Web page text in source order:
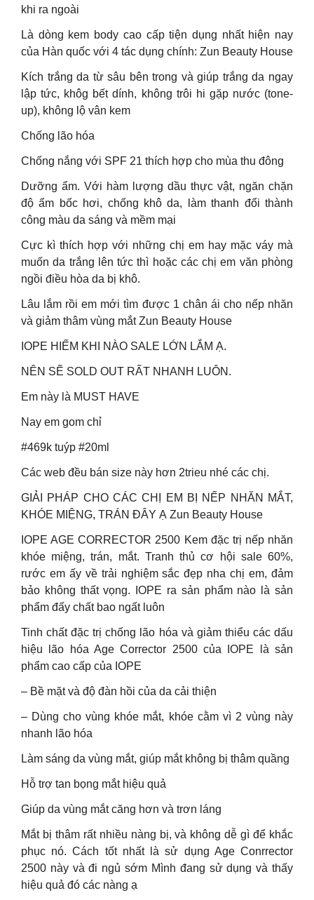
khi ra ngoài
Là dòng kem body cao cấp tiện dụng nhất hiện nay
của Hàn quốc với 4 tác dụng chính: Zun Beauty House
Kích trắng da từ sâu bên trong và giúp trắng da ngay
lập tức, khôg bết dính, không trôi hi gặp nước (tone-
up), không lộ vân kem
Chống lão hóa
Chống nắng với SPF 21 thích hợp cho mùa thu đông
Dưỡng ẩm. Với hàm lượng dầu thực vật, ngăn chặn
độ ẩm bốc hơi, chống khô da, làm thanh đổi thành
công màu da sáng và mềm mại
Cực kì thích hợp với những chị em hay mặc váy mà
muốn da trắng lên tức thì hoặc các chị em văn phòng
ngồi điều hòa da bị khô.
Lâu lắm rồi em mới tìm được 1 chân ái cho nếp nhăn
và giảm thâm vùng mắt Zun Beauty House
IOPE HIẾM KHI NÀO SALE LỚN LẮM Ạ.
NÊN SẼ SOLD OUT RẤT NHANH LUÔN.
Em này là MUST HAVE
Nay em gom chỉ
#469k tuýp #20ml
Các web đều bán size này hơn 2trieu nhé các chị.
GIẢI PHÁP CHO CÁC CHỊ EM BỊ NẾP NHĂN MẮT,
KHÓE MIỆNG, TRÁN ĐÂY Ạ Zun Beauty House
IOPE AGE CORRECTOR 2500 Kem đặc trị nếp nhăn
khóe miệng, trán, mắt. Tranh thủ cơ hội sale 60%,
rước em ấy về trải nghiệm sắc đẹp nha chị em, đảm
bảo không thất vọng. IOPE ra sản phẩm nào là sản
phẩm đấy chất bao ngất luôn
Tinh chất đặc trị chống lão hóa và giảm thiểu các dấu
hiệu lão hóa Age Corrector 2500 của IOPE là sản
phẩm cao cấp của IOPE
– Bề mặt và độ đàn hồi của da cải thiện
– Dùng cho vùng khóe mắt, khóe cằm vì 2 vùng này
nhanh lão hóa
Làm sáng da vùng mắt, giúp mắt không bị thâm quầng
Hỗ trợ tan bọng mắt hiệu quả
Giúp da vùng mắt căng hơn và trơn láng
Mắt bị thâm rất nhiều nàng bị, và không dễ gì để khắc
phục nó. Cách tốt nhất là sử dụng Age Conrrector
2500 này và đi ngủ sớm Mình đang sử dụng và thấy
hiệu quả đó các nàng ạ